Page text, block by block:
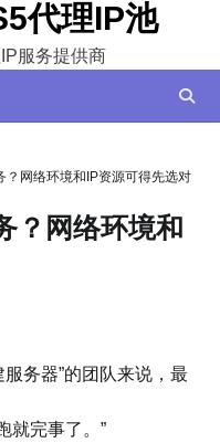
代理IP池
服务提供商
？网络环境和IP资源可得先选对
？网络环境和
服务器”的团队来说，最
就完事了。”